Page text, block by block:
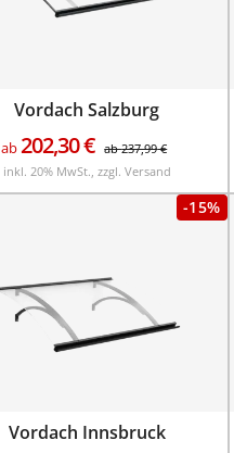
Vordach Salzburg
ab202,30€ ab237,99€
inkl. 20% MwSt., zzgl. Versand
-15%
Vordach Innsbruck